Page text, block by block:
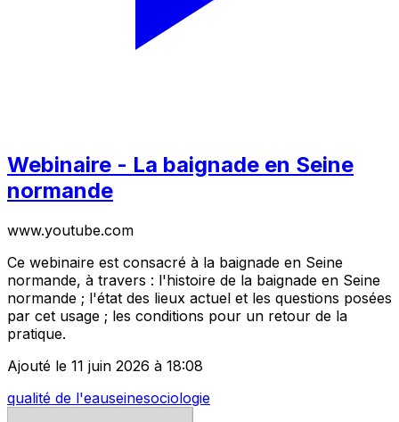
Webinaire - La baignade en Seine
normande
www.youtube.com
Ce webinaire est consacré à la baignade en Seine
normande, à travers : l'histoire de la baignade en Seine
normande ; l'état des lieux actuel et les questions posées
par cet usage ; les conditions pour un retour de la
pratique.
Ajouté le 11 juin 2026 à 18:08
qualité de l'eauseinesociologie